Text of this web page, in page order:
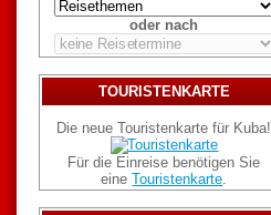
oder nach
TOURISTENKARTE
Die neue Touristenkarte für Kuba!
Für die Einreise benötigen Sie
eineTouristenkarte.